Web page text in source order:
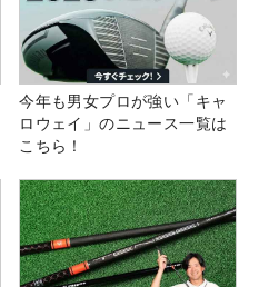
今年も男女プロが強い「キャ
ロウェイ」のニュース一覧は
こちら！